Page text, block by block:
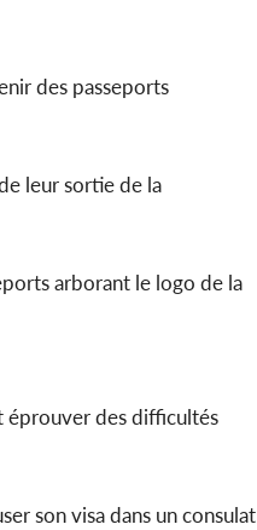
des passeports
leur sortie de la
arborant le logo de la
éprouver des difficultés
son visa dans un consulat